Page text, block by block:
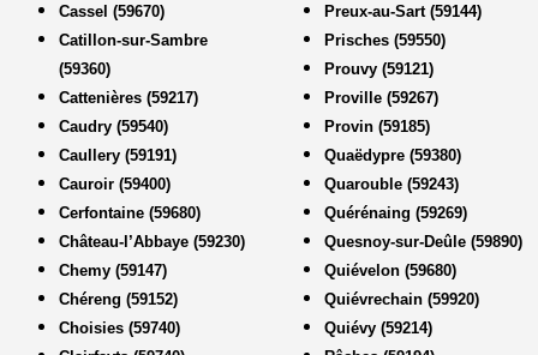
Cassel (59670)
Catillon-sur-Sambre
(59360)
Cattenières (59217)
Caudry (59540)
Caullery (59191)
Cauroir (59400)
Cerfontaine (59680)
Château-l’Abbaye (59230)
Chemy (59147)
Chéreng (59152)
Choisies (59740)
Preux-au-Sart (59144)
Prisches (59550)
Prouvy (59121)
Proville (59267)
Provin (59185)
Quaëdypre (59380)
Quarouble (59243)
Quérénaing (59269)
Quesnoy-sur-Deûle (59890)
Quiévelon (59680)
Quiévrechain (59920)
Quiévy (59214)